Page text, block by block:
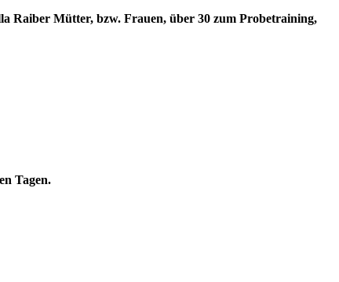
Raiber Mütter, bzw. Frauen, über 30 zum Probetraining,
Tagen.